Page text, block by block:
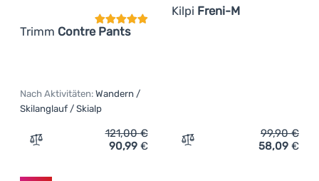
Trimm Contre Pants
Nach Aktivitäten: Wandern /
Skilanglauf / Skialp
Zum Vergleich 'Herrenhose Trimm Contre Pants'
121,00€
90,99 €
Kilpi Freni-M
Zum Vergleich 'Herren
99,90€
58,09 €